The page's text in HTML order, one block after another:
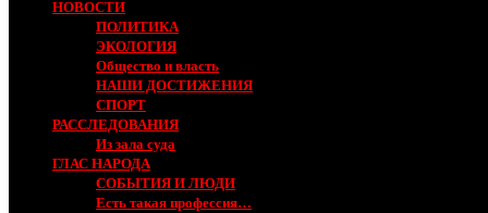
НОВОСТИ
ПОЛИТИКА
ЭКОЛОГИЯ
Общество и власть
НАШИ ДОСТИЖЕНИЯ
СПОРТ
РАССЛЕДОВАНИЯ
Из зала суда
ГЛАС НАРОДА
СОБЫТИЯ И ЛЮДИ
Есть такая профессия…